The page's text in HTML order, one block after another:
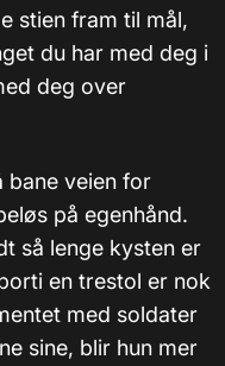
stien fram til mål,
du har med deg i
deg over
bane veien for
på egenhånd.
så lenge kysten er
en trestol er nok
med soldater
sine, blir hun mer